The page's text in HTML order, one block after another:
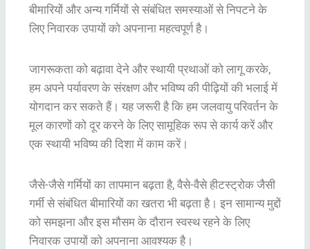
बीमारियों और अन्य गर्मियों से संबंधित समस्याओं से निपटने के
लिए निवारक उपायों को अपनाना महत्वपूर्ण है।
जागरूकता को बढ़ावा देने और स्थायी प्रथाओं को लागू करके,
हम अपने पर्यावरण के संरक्षण और भविष्य की पीढ़ियों की भलाई में
योगदान कर सकते हैं। यह जरूरी है कि हम जलवायु परिवर्तन के
मूल कारणों को दूर करने के लिए सामूहिक रूप से कार्य करें और
एक स्थायी भविष्य की दिशा में काम करें।
जैसे-जैसे गर्मियों का तापमान बढ़ता है, वैसे-वैसे हीटस्ट्रोक जैसी
गर्मी से संबंधित बीमारियों का खतरा भी बढ़ता है। इन सामान्य मुद्दों
को समझना और इस मौसम के दौरान स्वस्थ रहने के लिए
निवारक उपायों को अपनाना आवश्यक है।